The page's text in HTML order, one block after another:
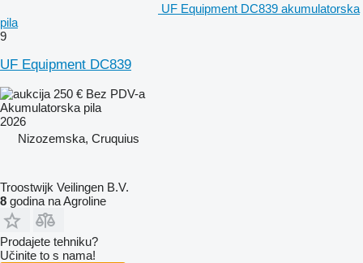
UF Equipment DC839 akumulatorska
pila
9
UF Equipment DC839
250 € Bez PDV-a
Akumulatorska pila
2026
Nizozemska, Cruquius
Troostwijk Veilingen B.V.
8 godina na Agroline
Prodajete tehniku?
Učinite to s nama!